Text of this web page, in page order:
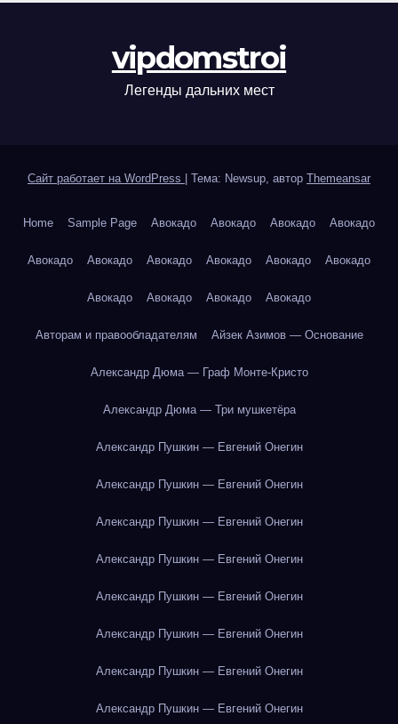
vipdomstroi
Легенды дальних мест
Сайт работает на WordPress Тема: Newsup, автор Themeansar
Home Sample Page Авокадо Авокадо Авокадо Авокадо
Авокадо Авокадо Авокадо Авокадо Авокадо Авокадо
Авокадо Авокадо Авокадо Авокадо
Авторам и правообладателям Айзек Азимов — Основание
Александр Дюма — Граф Монте-Кристо
Александр Дюма — Три мушкетёра
Александр Пушкин — Евгений Онегин
Александр Пушкин — Евгений Онегин
Александр Пушкин — Евгений Онегин
Александр Пушкин — Евгений Онегин
Александр Пушкин — Евгений Онегин
Александр Пушкин — Евгений Онегин
Александр Пушкин — Евгений Онегин
Александр Пушкин — Евгений Онегин